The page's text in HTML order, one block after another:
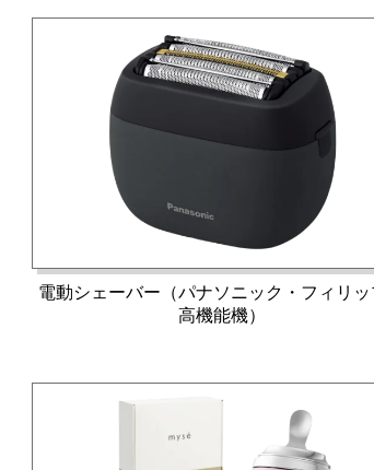
電動シェーバー（パナソニック・フィリッ
高機能機）